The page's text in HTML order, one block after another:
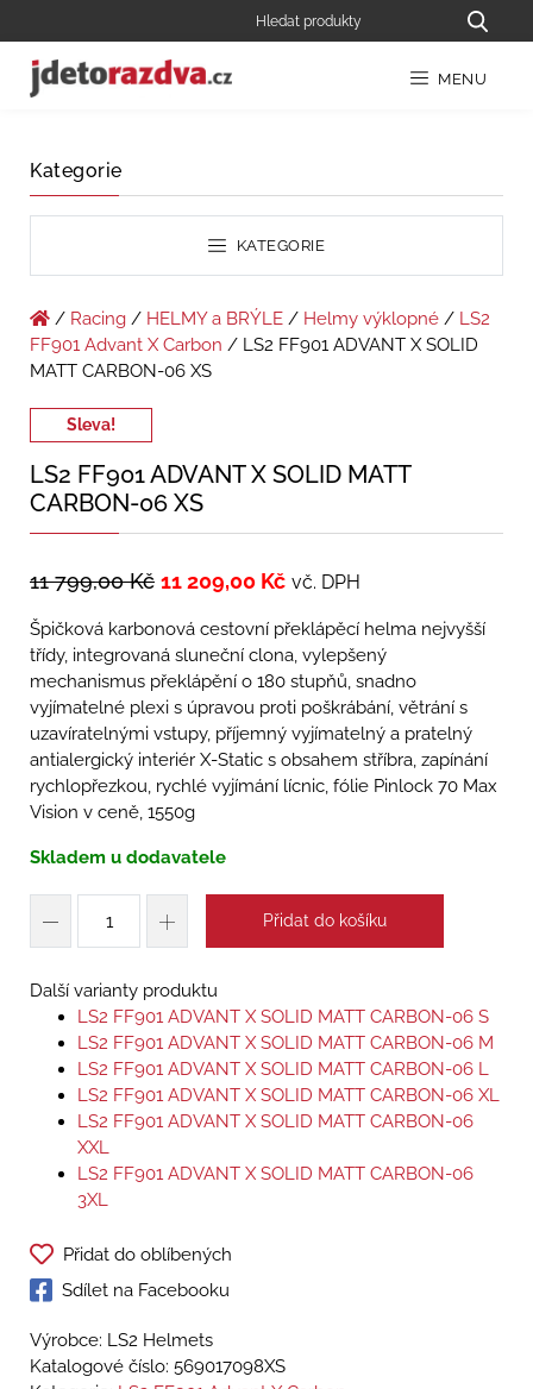
MENU
Kategorie
KATEGORIE
/ Racing / HELMY a BRÝLE / Helmy výklopné / LS2
FF901 Advant X Carbon / LS2 FF901 ADVANT X SOLID
MATT CARBON-06 XS
Sleva!
LS2 FF901 ADVANT X SOLID MATT
CARBON-06 XS
11 799,00Kč 11 209,00 Kč vč. DPH
Špičková karbonová cestovní překlápěcí helma nejvyšší
třídy, integrovaná sluneční clona, vylepšený
mechanismus překlápění o 180 stupňů, snadno
vyjímatelné plexi s úpravou proti poškrábání, větrání s
uzavíratelnými vstupy, příjemný vyjímatelný a pratelný
antialergický interiér X-Static s obsahem stříbra, zapínání
rychlopřezkou, rychlé vyjímání lícnic, fólie Pinlock 70 Max
Vision v ceně, 1550g
Skladem u dodavatele
Přidat do košíku
Další varianty produktu
LS2 FF901 ADVANT X SOLID MATT CARBON-06 S
LS2 FF901 ADVANT X SOLID MATT CARBON-06 M
LS2 FF901 ADVANT X SOLID MATT CARBON-06 L
LS2 FF901 ADVANT X SOLID MATT CARBON-06 XL
LS2 FF901 ADVANT X SOLID MATT CARBON-06
XXL
LS2 FF901 ADVANT X SOLID MATT CARBON-06
3XL
Přidat do oblíbených
Sdílet na Facebooku
Výrobce: LS2 Helmets
Katalogové číslo: 569017098XS